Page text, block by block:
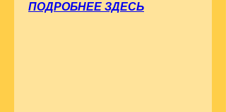
ПОДРОБНЕЕ ЗДЕСЬ